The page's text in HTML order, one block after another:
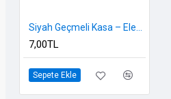
7,00TL
Sepete Ekle